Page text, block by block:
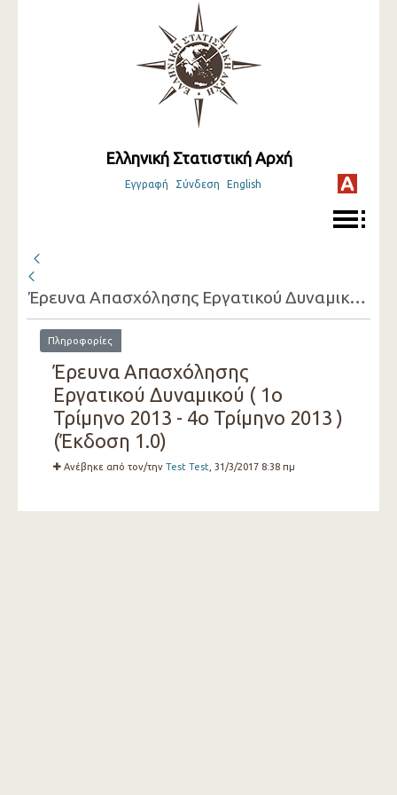
Ελληνική Στατιστική Αρχή
Εγγραφή Σύνδεση English
Έρευνα Απασχόλησης Εργατικού Δυναμικού ( 1ο Τρίμηνο 2013 - 4ο Τρίμηνο 2013 )
Πληροφορίες
Έρευνα Απασχόλησης
Εργατικού Δυναμικού ( 1ο
Τρίμηνο 2013 - 4ο Τρίμηνο 2013 )
(Έκδοση 1.0)
Ανέβηκε από τον/την Test Test , 31/3/2017 8:38 πμ